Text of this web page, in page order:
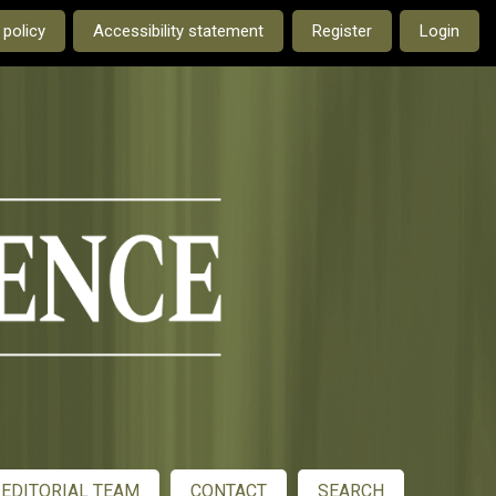
current language is:Accessibility statement Register Login
EDITORIAL TEAM CONTACT SEARCH